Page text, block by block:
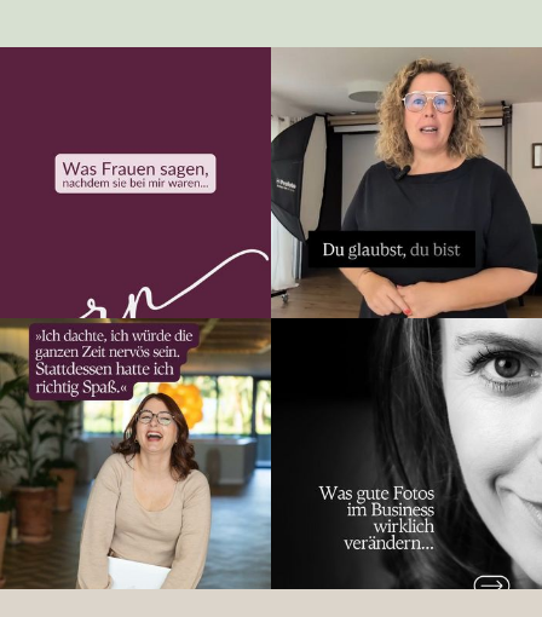
Ich freue mich auf deinen Anruf.
10 1 46 0
14 0 16 0